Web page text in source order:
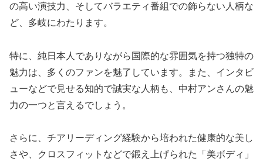
の高い演技力、そしてバラエティ番組での飾らない人柄な
ど、多岐にわたります。
特に、純日本人でありながら国際的な雰囲気を持つ独特の
魅力は、多くのファンを魅了しています。また、インタビ
ューなどで見せる知的で誠実な人柄も、中村アンさんの魅
力の一つと言えるでしょう。
さらに、チアリーディング経験から培われた健康的な美し
さや、クロスフィットなどで鍛え上げられた「美ボディ」